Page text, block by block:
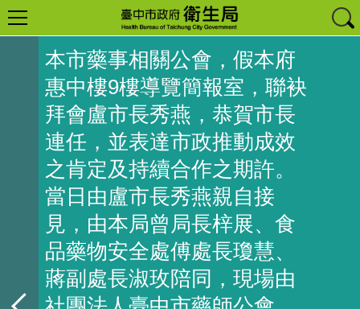
本市藥事相關公會，假本府
惠中樓9樓導覽簡報室，聯袂
拜會盧市長秀燕，恭賀市長
連任，並表達市政推動成效
之肯定及持續合作之期許。
當日由盧市長秀燕親自接
見，由本局曾局長梓展、食
品藥物安全處傅處長瓊慧、
蔣副處長淑玫陪同，現場由